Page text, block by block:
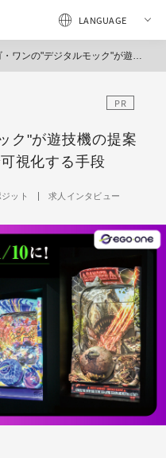
の"デジタルモック"が遊技機の提案を変える ―― 企画段階で可視化する手段
PR
ク"が遊技機の提案
視化する手段
ット 求人インタビュー